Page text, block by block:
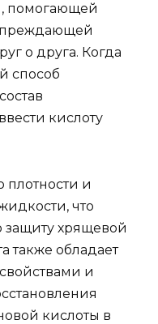
помогающей
о друга. Когда
способ
кислоту
и
что
защиту хрящевой
также обладает
и
кислоты в